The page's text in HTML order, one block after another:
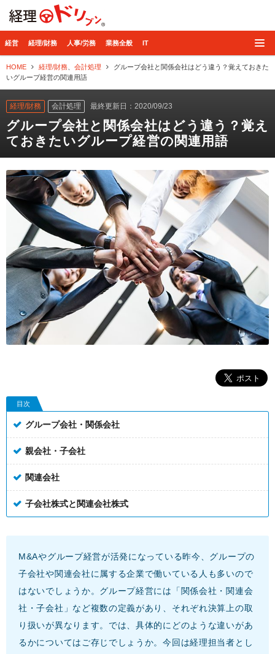
経営 経理/財務 人事/労務 業務全般 IT
HOME 経理/財務 会計処理
グループ会社と関係会社はどう違う？覚えておきた
いグループ経営の関連用語
経理/財務 会計処理 最終更新日：2020/09/23
グループ会社と関係会社はどう違う？覚え
ておきたいグループ経営の関連用語
目次
グループ会社・関係会社
親会社・子会社
関連会社
子会社株式と関連会社株式
M&Aやグループ経営が活発になっている昨今、グループの
子会社や関連会社に属する企業で働いている人も多いので
はないでしょうか。グループ経営には「関係会社・関連会
社・子会社」など複数の定義があり、それぞれ決算上の取
り扱いが異なります。では、具体的にどのような違いがあ
るかについてはご存じでしょうか。今回は経理担当者とし